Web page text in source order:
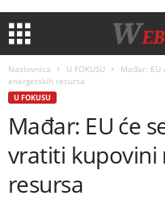
Naslovnica U FOKUSU
Mađar:
energetskih resursa
U FOKUSU
Mađar: EU će
vratiti kupovini
resursa